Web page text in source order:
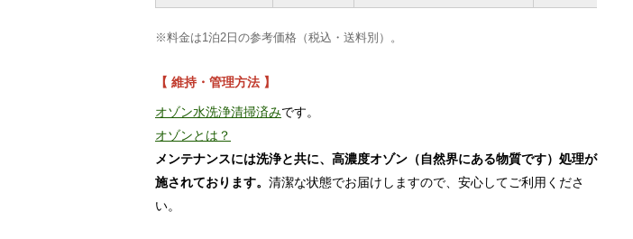
※料金は1泊2日の参考価格（税込・送料別）。
【 維持・管理方法 】
オゾン水洗浄清掃済みです。
オゾンとは？
メンテナンスには洗浄と共に、高濃度オゾン（自然界にある物質です）処理が
施されております。 清潔な状態でお届けしますので、安心してご利用くださ
い。